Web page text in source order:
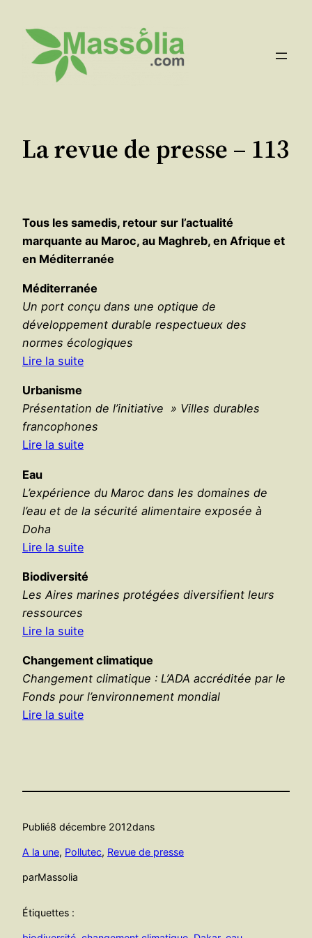
contenu
La revue de presse – 113
Tous les samedis, retour sur l’actualité
marquante au Maroc, au Maghreb, en Afrique et
en Méditerranée
Méditerranée
Un port conçu dans une optique de
développement durable respectueux des
normes écologiques
Lire la suite
Urbanisme
Présentation de l’initiative » Villes durables
francophones
Lire la suite
Eau
L’expérience du Maroc dans les domaines de
l’eau et de la sécurité alimentaire exposée à
Doha
Lire la suite
Biodiversité
Les Aires marines protégées diversifient leurs
ressources
Lire la suite
Changement climatique
Changement climatique : L’ADA accréditée par le
Fonds pour l’environnement mondial
Lire la suite
Publié8 décembre 2012dans
A la une, Pollutec, Revue de presse
parMassolia
Étiquettes :